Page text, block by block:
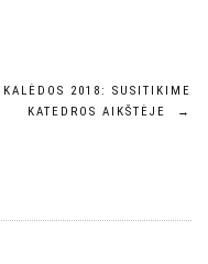
KALĖDOS 2018: SUSITIKIME
KATEDROS AIKŠTĖJE
→